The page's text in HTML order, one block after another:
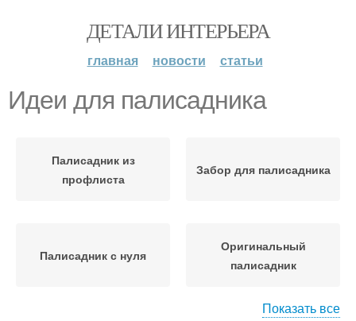
ДЕТАЛИ ИНТЕРЬЕРА
главная новости статьи
Идеи для палисадника
Палисадник из
профлиста
Забор для палисадника
Палисадник с нуля
Оригинальный
палисадник
Показать все